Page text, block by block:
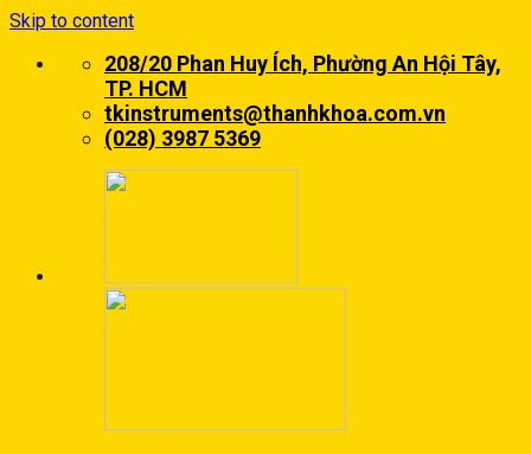
Skip to content
208/20 Phan Huy Ích, Phường An Hội Tây,
TP. HCM
tkinstruments@thanhkhoa.com.vn
(028) 3987 5369